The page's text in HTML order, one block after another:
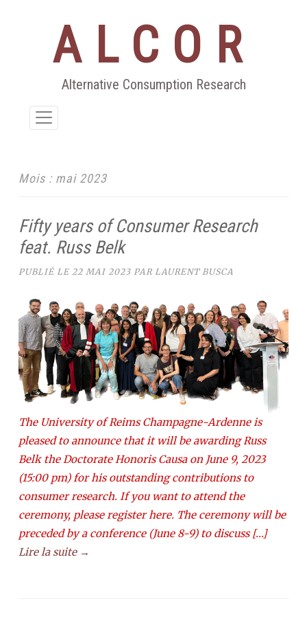
contenuALCOR
Alternative Consumption Research
Mois : mai 2023
Fifty years of Consumer Research
feat. Russ Belk
PUBLIÉ LE 22 MAI 2023 PAR LAURENT BUSCA
The University of Reims Champagne-Ardenne is
pleased to announce that it will be awarding Russ
Belk the Doctorate Honoris Causa on June 9, 2023
(15:00 pm) for his outstanding contributions to
consumer research. If you want to attend the
ceremony, please register here. The ceremony will be
preceded by a conference (June 8-9) to discuss […]
Lire la suite →